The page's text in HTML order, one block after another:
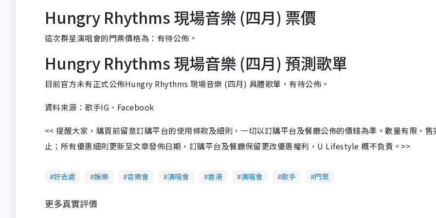
Hungry Rhythms 現場音樂 (四月) 票價
這次群星演唱會的門票價格為：有待公佈。
Hungry Rhythms 現場音樂 (四月) 預測歌單
目前官方未有正式公佈Hungry Rhythms 現場音樂 (四月) 具體歌單，有待公佈。
資料來源：歌手IG、Facebook
<< 提醒大家，購買前留意訂購平台的使用條款及細則，一切以訂購平台及餐廳公佈的價錢為準。數量有限，售
止；所有優惠細則更新至文章發佈日期，訂購平台及餐廳保留更改優惠權利，U Lifestyle 概不負責。>>
好去處 娛樂 音樂會 演唱會 香港 演唱會 歌手 門票
更多真實評價